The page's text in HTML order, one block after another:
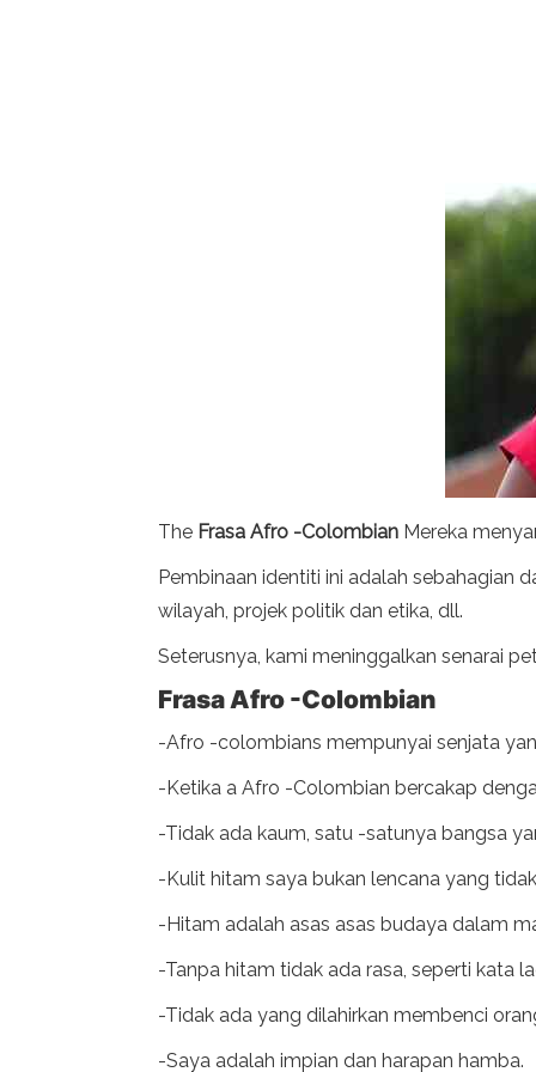
The Frasa Afro -Colombian Mereka
Pembinaan identiti ini adalah sebahagian
wilayah, projek politik dan etika, dll.
Seterusnya, kami meninggalkan senarai
Frasa Afro -Colombian
-Afro -colombians mempunyai senjata
-Ketika a Afro -Colombian bercakap
-Tidak ada kaum, satu -satunya bangsa
-Kulit hitam saya bukan lencana yang
-Hitam adalah asas asas budaya dalam
-Tanpa hitam tidak ada rasa, seperti kata
-Tidak ada yang dilahirkan membenci
-Saya adalah impian dan harapan hamba.